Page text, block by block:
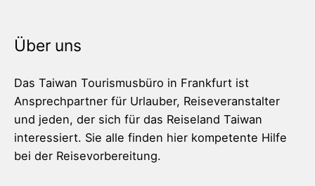
Über uns
Das Taiwan Tourismusbüro in Frankfurt ist
Ansprechpartner für Urlauber, Reiseveranstalter
und jeden, der sich für das Reiseland Taiwan
interessiert. Sie alle finden hier kompetente Hilfe
bei der Reisevorbereitung.